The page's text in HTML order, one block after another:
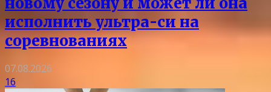
исполнить ультра-си на
соревнованиях
07.08.2026
16